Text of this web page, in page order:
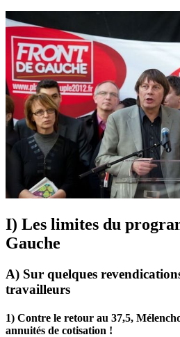
I) Les limites du
Gauche
A) Sur quelques
travailleurs
1) Contre le retour au 37,5,
annuités de cotisation !